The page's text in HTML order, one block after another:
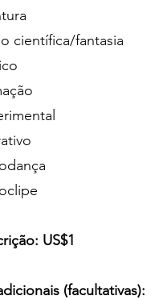
científica/fantasia
US$1
(facultativas):